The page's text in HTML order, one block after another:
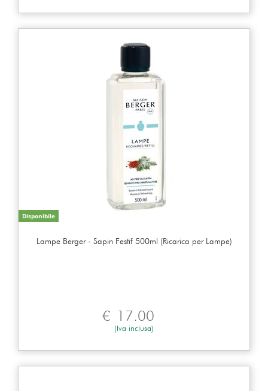
Disponibile
Lampe Berger - Sapin Festif 500ml (Ricarica per Lampe)
€ 17.00
(Iva inclusa)